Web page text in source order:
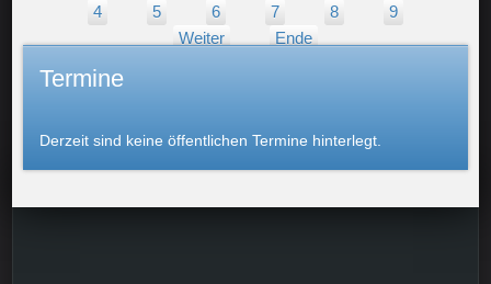
4
5 6 7 8
9
Weiter
Ende
Termine
Derzeit sind keine öffentlichen Termine hinterlegt.